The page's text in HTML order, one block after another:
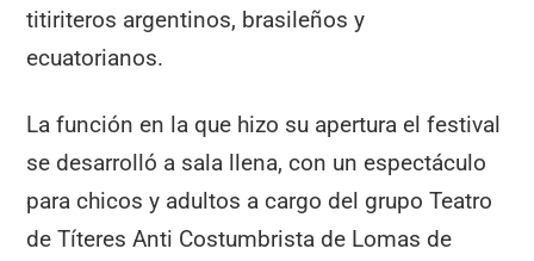
titiriteros argentinos, brasileños y
ecuatorianos.
La función en la que hizo su apertura el festival
se desarrolló a sala llena, con un espectáculo
para chicos y adultos a cargo del grupo Teatro
de Títeres Anti Costumbrista de Lomas de